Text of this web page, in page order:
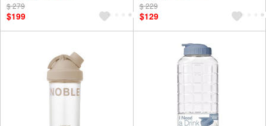
$ 279
$199
$ 229
$129